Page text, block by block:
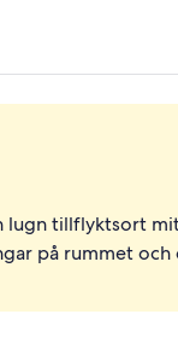
tillflyktsort
på rummet